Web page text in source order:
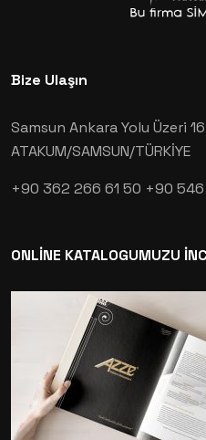
Bize Ulaşın
Samsun Ankara Yolu Üzeri
ATAKUM/SAMSUN/TÜRKİYE
+90 362 266 61 50 +90
ONLİNE KATALOGUMUZU